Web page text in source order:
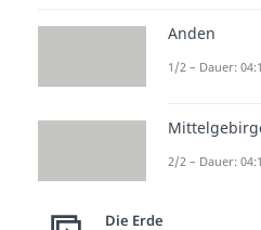
Die
Anden
1/2 – Dauer:
2/2 – Dauer:
Die Erde